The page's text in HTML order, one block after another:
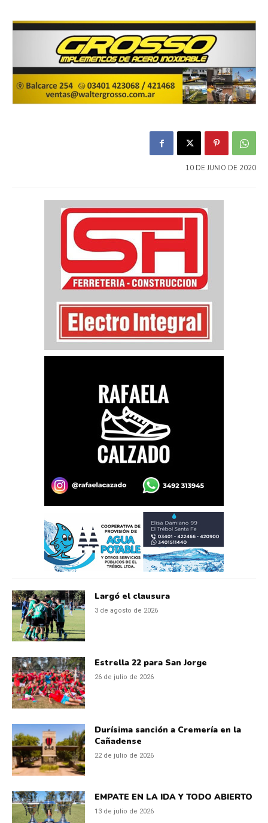
10 DE JUNIO DE 2020
Largó el clausura
3 de agosto de 2026
Estrella 22 para San Jorge
26 de julio de 2026
Durísima sanción a Cremería en la
Cañadense
22 de julio de 2026
EMPATE EN LA IDA Y TODO ABIERTO
13 de julio de 2026